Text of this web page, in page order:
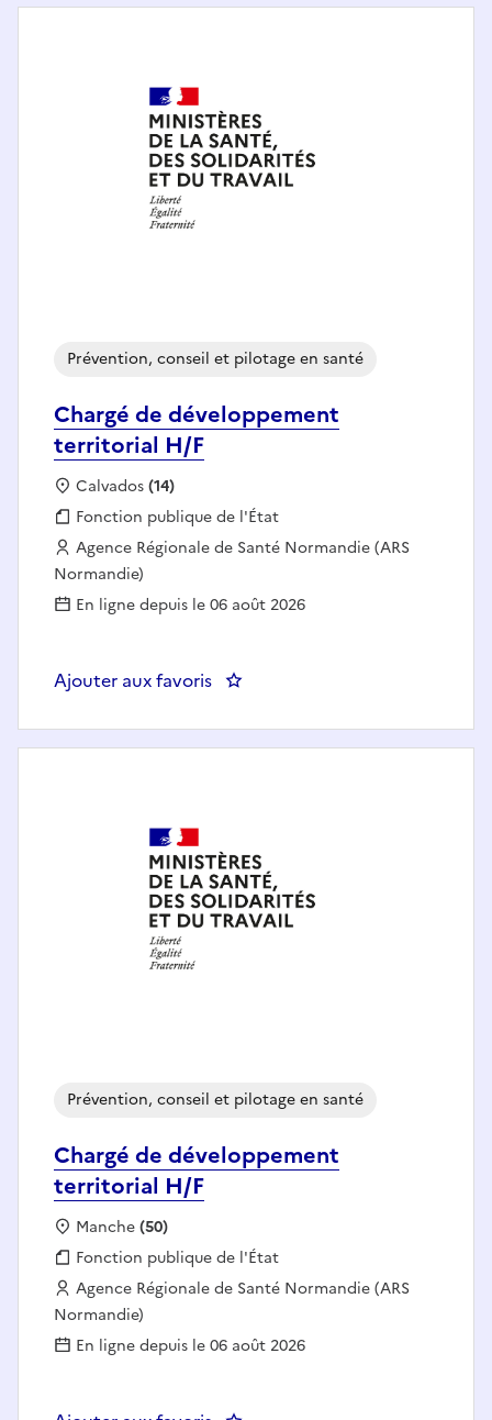
Chargé de développement
territorial H/F
Prévention, conseil et pilotage en santé
Localisation :
Calvados(14)
Fonction publique :
Fonction publique de l'État
Employeur :
Agence Régionale de Santé Normandie (ARS
Normandie)
En ligne depuis le 06 août 2026
Ajouter aux favoris : Chargé de développement
Chargé de développement
territorial H/F
Prévention, conseil et pilotage en santé
Localisation :
Manche(50)
Fonction publique :
Fonction publique de l'État
Employeur :
Agence Régionale de Santé Normandie (ARS
Normandie)
En ligne depuis le 06 août 2026